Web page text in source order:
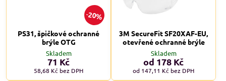
20%
PS31, špičkové ochranné
brýle OTG
Skladem
71 Kč
58,68 Kč bez DPH
3M SecureFit SF20XAF-EU,
otevřené ochranné brýle
Skladem
od 178 Kč
od 147,11 Kč bez DPH